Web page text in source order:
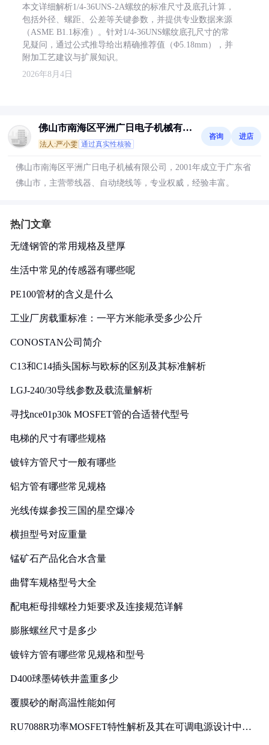
本文详细解析1/4-36UNS-2A螺纹的标准尺寸及底孔计算，
包括外径、螺距、公差等关键参数，并提供专业数据来源
（ASME B1.1标准）。针对1/4-36UNS螺纹底孔尺寸的常
见疑问，通过公式推导给出精确推荐值（Φ5.18mm），并
附加工艺建议与扩展知识。
2026年8月4日
佛山市南海区平洲广日电子机械有限
公司
法人:严小雯 通过真实性核验
咨询 进店
佛山市南海区平洲广日电子机械有限公司，2001年成立于广东省
佛山市，主营带线器、自动绕线等，专业权威，经验丰富。
热门文章
无缝钢管的常用规格及壁厚
生活中常见的传感器有哪些呢
PE100管材的含义是什么
工业厂房载重标准：一平方米能承受多少公斤
CONOSTAN公司简介
C13和C14插头国标与欧标的区别及其标准解析
LGJ-240/30导线参数及载流量解析
寻找nce01p30k MOSFET管的合适替代型号
电梯的尺寸有哪些规格
镀锌方管尺寸一般有哪些
铝方管有哪些常见规格
光线传媒参投三国的星空爆冷
横担型号对应重量
锰矿石产品化合水含量
曲臂车规格型号大全
配电柜母排螺栓力矩要求及连接规范详解
膨胀螺丝尺寸是多少
镀锌方管有哪些常见规格和型号
D400球墨铸铁井盖重多少
覆膜砂的耐高温性能如何
RU7088R功率MOSFET特性解析及其在可调电源设计中的